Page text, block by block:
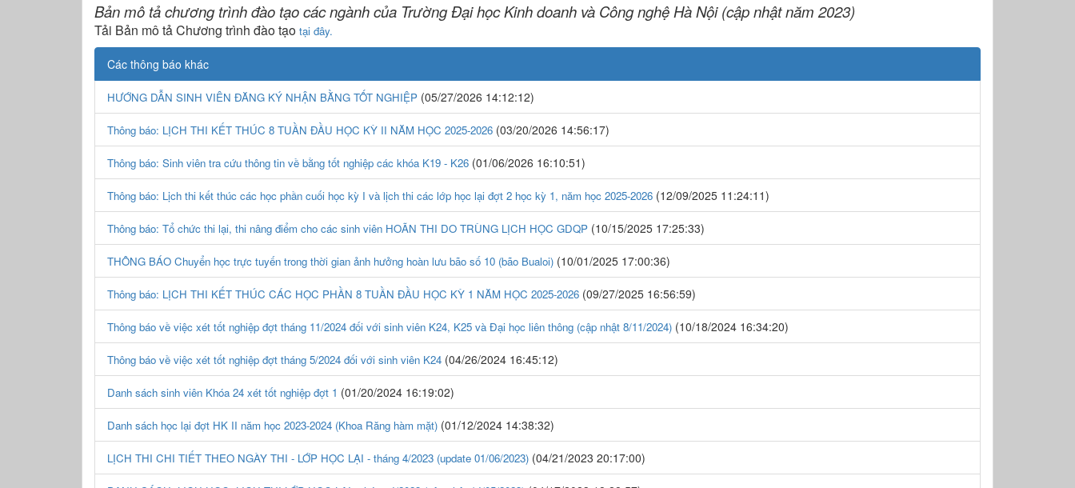
Bản mô tả chương trình đào tạo các ngành của Trường Đại học Kinh doanh và Công nghệ Hà Nội (cập nhật năm 2023)
Tải Bản mô tả Chương trình đào tạo tại đây.
Các thông báo khác
HƯỚNG DẪN SINH VIÊN ĐĂNG KÝ NHẬN BẰNG TỐT NGHIỆP (05/27/2026 14:12:12)
Thông báo: LỊCH THI KẾT THÚC 8 TUẦN ĐẦU HỌC KỲ II NĂM HỌC 2025-2026 (03/20/2026 14:56:17)
Thông báo: Sinh viên tra cứu thông tin về bằng tốt nghiệp các khóa K19 - K26 (01/06/2026 16:10:51)
Thông báo: Lịch thi kết thúc các học phần cuối học kỳ I và lịch thi các lớp học lại đợt 2 học kỳ 1, năm học 2025-2026 (12/09/2025 11:24:11)
Thông báo: Tổ chức thi lại, thi nâng điểm cho các sinh viên HOÃN THI DO TRÙNG LỊCH HỌC GDQP (10/15/2025 17:25:33)
THÔNG BÁO Chuyển học trực tuyến trong thời gian ảnh hưởng hoàn lưu bão số 10 (bão Bualoi) (10/01/2025 17:00:36)
Thông báo: LỊCH THI KẾT THÚC CÁC HỌC PHẦN 8 TUẦN ĐẦU HỌC KỲ 1 NĂM HỌC 2025-2026 (09/27/2025 16:56:59)
Thông báo về việc xét tốt nghiệp đợt tháng 11/2024 đối với sinh viên K24, K25 và Đại học liên thông (cập nhật 8/11/2024) (10/18/2024 16:34:20)
Thông báo về việc xét tốt nghiệp đợt tháng 5/2024 đối với sinh viên K24 (04/26/2024 16:45:12)
Danh sách sinh viên Khóa 24 xét tốt nghiệp đợt 1 (01/20/2024 16:19:02)
Danh sách học lại đợt HK II năm học 2023-2024 (Khoa Răng hàm mặt) (01/12/2024 14:38:32)
LỊCH THI CHI TIẾT THEO NGÀY THI - LỚP HỌC LẠI - tháng 4/2023 (update 01/06/2023) (04/21/2023 20:17:00)